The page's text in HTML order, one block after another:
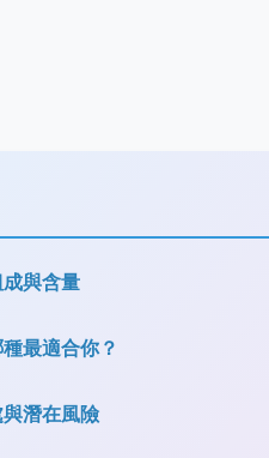
與含量
最適合你？
潛在風險